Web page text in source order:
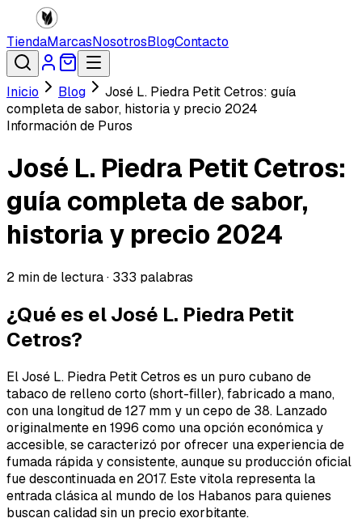
TiendaMarcasNosotrosBlogContacto
Inicio Blog
José L. Piedra Petit Cetros: guía
completa de sabor, historia y precio 2024
Información de Puros
José L. Piedra Petit Cetros:
guía completa de sabor,
historia y precio 2024
2 min de lectura · 333 palabras
¿Qué es el José L. Piedra Petit
Cetros?
El José L. Piedra Petit Cetros es un puro cubano de
tabaco de relleno corto (short-filler), fabricado a mano,
con una longitud de 127 mm y un cepo de 38. Lanzado
originalmente en 1996 como una opción económica y
accesible, se caracterizó por ofrecer una experiencia de
fumada rápida y consistente, aunque su producción oficial
fue descontinuada en 2017. Este vitola representa la
entrada clásica al mundo de los Habanos para quienes
buscan calidad sin un precio exorbitante.